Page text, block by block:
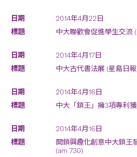
2014年4月22日
中大聯歡會促進學生交流
2014年4月17日
中大古代書法展 (星島日
2014年4月16日
中大「鎖王」擁3項專利
2014年4月16日
開鎖興趣化創意中大鎖王
(am 730)